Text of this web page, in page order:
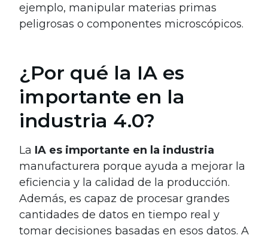
ejemplo, manipular materias primas
peligrosas o componentes microscópicos.
¿Por qué la IA es
importante en la
industria 4.0?
La IA es importante en la industria
manufacturera porque ayuda a mejorar la
eficiencia y la calidad de la producción.
Además, es capaz de procesar grandes
cantidades de datos en tiempo real y
tomar decisiones basadas en esos datos. A